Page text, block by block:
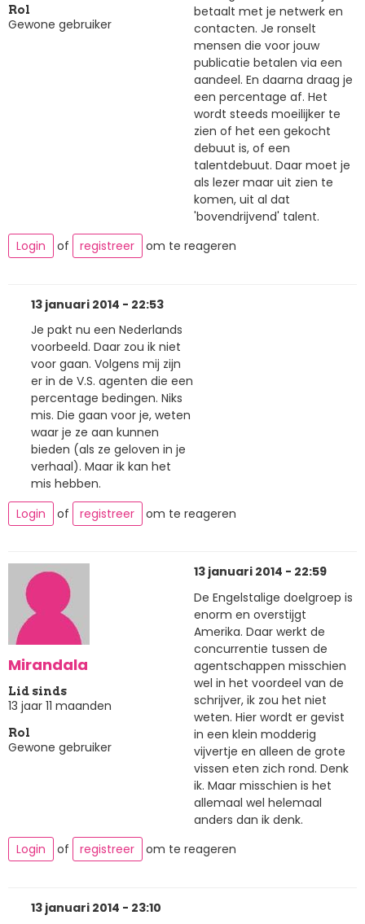
Rol
Gewone gebruiker
betaalt met je netwerk en
contacten. Je ronselt
mensen die voor jouw
publicatie betalen via een
aandeel. En daarna draag je
een percentage af. Het
wordt steeds moeilijker te
zien of het een gekocht
debuut is, of een
talentdebuut. Daar moet je
als lezer maar uit zien te
komen, uit al dat
'bovendrijvend' talent.
Login
of registreer om te reageren
13 januari 2014 - 22:53
Je pakt nu een Nederlands
voorbeeld. Daar zou ik niet
voor gaan. Volgens mij zijn
er in de V.S. agenten die een
percentage bedingen. Niks
mis. Die gaan voor je, weten
waar je ze aan kunnen
bieden (als ze geloven in je
verhaal). Maar ik kan het
mis hebben.
Login
of registreer om te reageren
Mirandala
Lid sinds
13 jaar 11 maanden
Rol
Gewone gebruiker
13 januari 2014 - 22:59
De Engelstalige doelgroep is
enorm en overstijgt
Amerika. Daar werkt de
concurrentie tussen de
agentschappen misschien
wel in het voordeel van de
schrijver, ik zou het niet
weten. Hier wordt er gevist
in een klein modderig
vijvertje en alleen de grote
vissen eten zich rond. Denk
ik. Maar misschien is het
allemaal wel helemaal
anders dan ik denk.
Login
of registreer om te reageren
13 januari 2014 - 23:10